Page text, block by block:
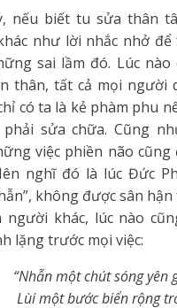
nếu biết tu sửa thân
như lời nhắc nhở
sai lầm đó. Lúc nào
thân, tất cả mọi người
có ta là kẻ phàm phu
sửa chữa. Cũng
việc phiền não
nghĩ đó là lúc Đức
không được sân
người khác, lúc nào
lặng trước mọi việc:
“Nhẫn một chút sóng yên
Lùi một bước biển rộng